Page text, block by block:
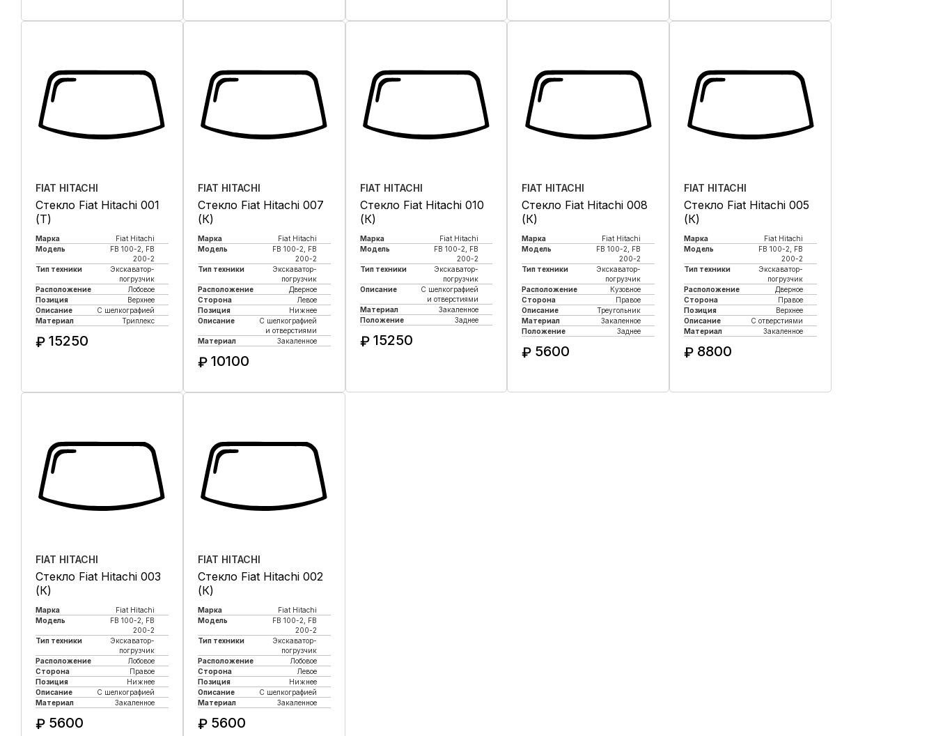
FIAT HITACHI
Стекло Fiat Hitachi 001
(Т)
Марка
Fiat Hitachi
Модель
FB 100-2, FB
200-2
Тип техники
Экскаватор-
погрузчик
Расположение
Лобовое
Позиция
Верхнее
Описание
С шелкографией
Материал
Триплекс
₽ 15250
FIAT HITACHI
Стекло Fiat Hitachi 007
(К)
Марка
Fiat Hitachi
Модель
FB 100-2, FB
200-2
Тип техники
Экскаватор-
погрузчик
Расположение
Дверное
Сторона
Левое
Позиция
Нижнее
Описание
С шелкографией
и отверстиями
Материал
Закаленное
₽ 10100
FIAT HITACHI
Стекло Fiat Hitachi 010
(К)
Марка
Fiat Hitachi
Модель
FB 100-2, FB
200-2
Тип техники
Экскаватор-
погрузчик
Описание
С шелкографией
и отверстиями
Материал
Закаленное
Положение
Заднее
₽ 15250
FIAT HITACHI
Стекло Fiat Hitachi 008
(К)
Марка
Fiat Hitachi
Модель
FB 100-2, FB
200-2
Тип техники
Экскаватор-
погрузчик
Расположение
Кузовное
Сторона
Правое
Описание
Треугольник
Материал
Закаленное
Положение
Заднее
₽ 5600
FIAT HITACHI
Стекло Fiat Hitachi 005
(К)
Марка
Fiat Hitachi
Модель
FB 100-2, FB
200-2
Тип техники
Экскаватор-
погрузчик
Расположение
Дверное
Сторона
Правое
Позиция
Верхнее
Описание
С отверстиями
Материал
Закаленное
₽ 8800
FIAT HITACHI
Стекло Fiat Hitachi 003
(К)
Марка
Fiat Hitachi
Модель
FB 100-2, FB
200-2
Тип техники
Экскаватор-
погрузчик
Расположение
Лобовое
Сторона
Правое
Позиция
Нижнее
Описание
С шелкографией
Материал
Закаленное
₽ 5600
FIAT HITACHI
Стекло Fiat Hitachi 002
(К)
Марка
Fiat Hitachi
Модель
FB 100-2, FB
200-2
Тип техники
Экскаватор-
погрузчик
Расположение
Лобовое
Сторона
Левое
Позиция
Нижнее
Описание
С шелкографией
Материал
Закаленное
₽ 5600